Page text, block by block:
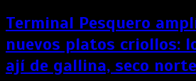
Terminal Pesquero
nuevos platos criollos:
ají de gallina, seco